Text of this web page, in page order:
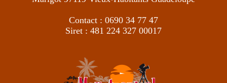
Contact : 0690 34 77 47
Siret : 481 224 327 00017